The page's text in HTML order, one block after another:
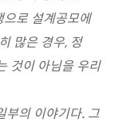
로 설계공모에
많은 경우, 정
것이 아님을 우리
부의 이야기다. 그